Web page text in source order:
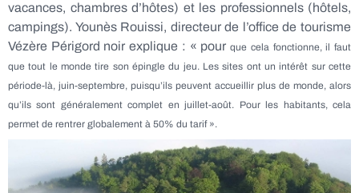
vacances, chambres d’hôtes) et les professionnels (hôtels,
campings). Younès Rouissi, directeur de l’office de tourisme
Vézère Périgord noir explique : « pourque cela fonctionne, il faut
que tout le monde tire son épingle du jeu. Les sites ont un intérêt sur cette
période-là, juin-septembre, puisqu’ils peuvent accueillir plus de monde, alors
qu’ils sont généralement complet en juillet-août. Pour les habitants, cela
permet de rentrer globalement à 50% du tarif ».